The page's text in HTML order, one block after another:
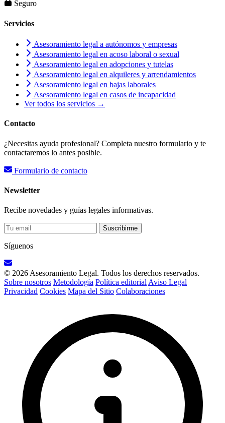
Seguro
Servicios
Asesoramiento legal a autónomos y empresas
Asesoramiento legal en acoso laboral o sexual
Asesoramiento legal en adopciones y tutelas
Asesoramiento legal en alquileres y arrendamientos
Asesoramiento legal en bajas laborales
Asesoramiento legal en casos de incapacidad
Ver todos los servicios →
Contacto
¿Necesitas ayuda profesional? Completa nuestro formulario y te
contactaremos lo antes posible.
Formulario de contacto
Newsletter
Recibe novedades y guías legales informativas.
Suscribirme
Síguenos
© 2026 Asesoramiento Legal. Todos los derechos reservados.
Sobre nosotros Metodología Política editorial Aviso Legal
Privacidad Cookies Mapa del Sitio Colaboraciones